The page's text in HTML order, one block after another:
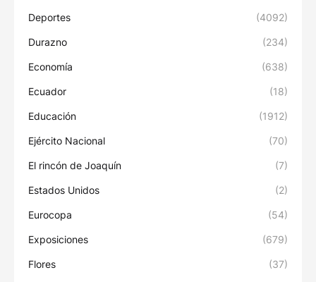
Deportes (4092)
Durazno (234)
Economía (638)
Ecuador (18)
Educación (1912)
Ejército Nacional (70)
El rincón de Joaquín (7)
Estados Unidos (2)
Eurocopa (54)
Exposiciones (679)
Flores (37)